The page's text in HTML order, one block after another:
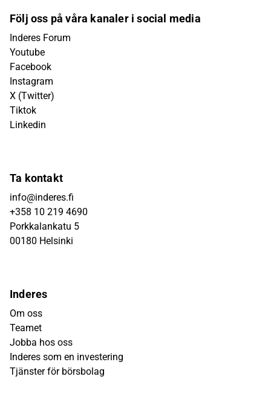
Följ oss på våra kanaler i social media
Inderes Forum
Youtube
Facebook
Instagram
X (Twitter)
Tiktok
Linkedin
Ta kontakt
info@inderes.fi
+358 10 219 4690
Porkkalankatu 5
00180 Helsinki
Inderes
Om oss
Teamet
Jobba hos oss
Inderes som en investering
Tjänster för börsbolag